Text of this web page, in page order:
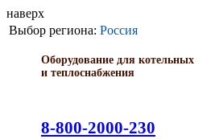
наверх
Выбор региона: Россия
Оборудование для котельных
и теплоснабжения
8-800-2000-230